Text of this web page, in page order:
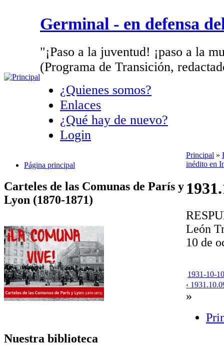
Germinal - en defensa
"¡Paso a la juventud! ¡paso a la
(Programa de Transición,
¿Quienes somos?
Enlaces
¿Qué hay de nuevo?
Login
Página principal
Carteles de las Comunas de París y
Lyon (1870-1871)
Nuestra biblioteca
Principal »
inédito en
León
10 de
1931-10-
‹
»